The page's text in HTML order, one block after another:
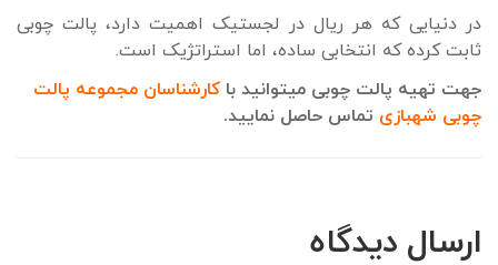
در دنیایی که هر ریال در لجستیک اهمیت دارد، پالت چوبی
ثابت کرده که انتخابی ساده، اما استراتژیک است.
جهت تهیه پالت چوبی میتوانید با کارشناسان مجموعه پالت
چوبی شهبازی تماس حاصل نمایید.
ارسال دیدگاه